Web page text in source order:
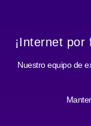
¡Internet por
Nuestro equipo de